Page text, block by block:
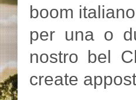
boom
per una o
nostro bel
create